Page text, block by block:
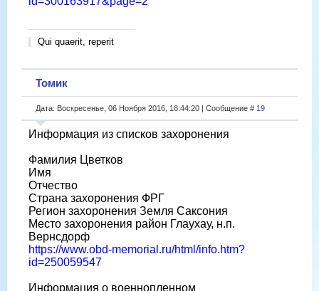
Qui quaerit, reperit
Томик
Дата: Воскресенье, 06 Ноября 2016, 18:44:20 | Сообщение # 19
Информация из списков захоронения
Фамилия Цветков
Имя
Отчество
Страна захоронения ФРГ
Регион захоронения Земля Саксония
Место захоронения район Глаухау, н.п.
Вернсдорф
https://www.obd-memorial.ru/html/info.htm?
id=250059547
Информация о военнопленном